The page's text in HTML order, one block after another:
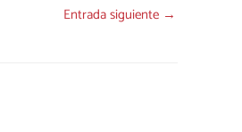
Entrada siguiente →